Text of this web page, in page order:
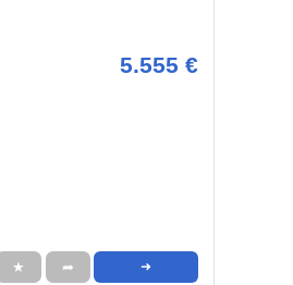
5.555 €
★ ➦ ➜